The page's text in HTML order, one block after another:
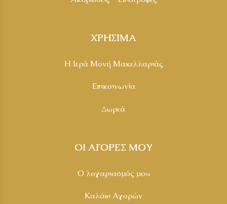
ΧΡΗΣΙΜΑ
Η Ιερά Μονή Μακελλαριάς
Επικοινωνία
Δωρεά
ΟΙ ΑΓΟΡΕΣ ΜΟΥ
Ο λογαριασμός μου
Καλάθι Αγορών